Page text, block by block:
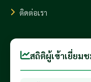
ติดต่อเรา
สถิติผู้เข้าเยี่ยม